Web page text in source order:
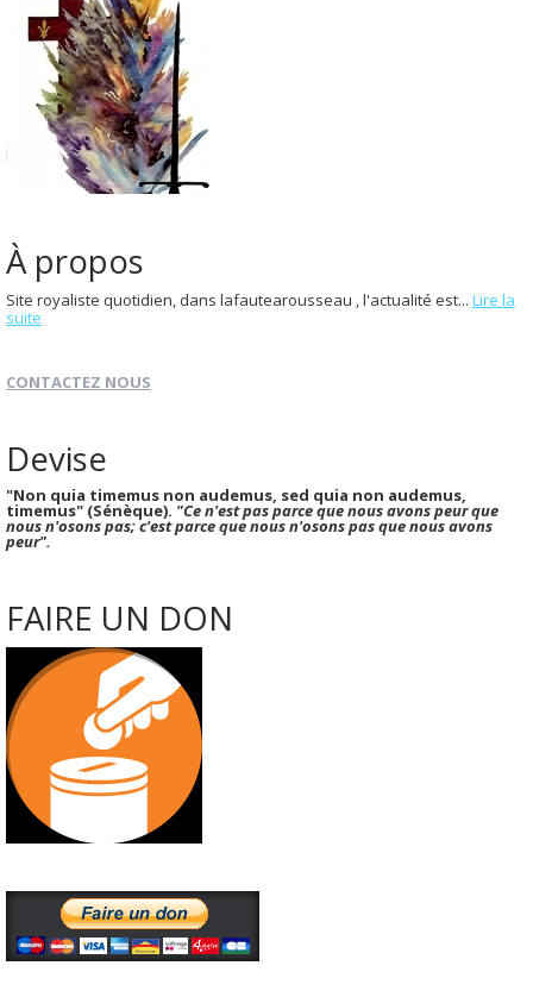
À propos
Site royaliste quotidien, dans lafautearousseau , l'actualité est... Lire la
suite
CONTACTEZ NOUS
Devise
"Non quia timemus non audemus, sed quia non audemus,
timemus" (Sénèque). "Ce n'est pas parce que nous avons peur que
nous n'osons pas; c'est parce que nous n'osons pas que nous avons
peur".
FAIRE UN DON